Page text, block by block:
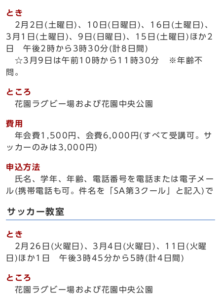
とき
2月2日(土曜日)、10日(日曜日)、16日(土曜日)、
3月1日(土曜日)、9日(日曜日)、15日(土曜日)ほか2
日 午後2時から3時30分(計8日間)
☆3月9日は午前10時から11時30分 ※年齢不
問。
ところ
花園ラグビー場および花園中央公園
費用
年会費1,500円、会費6,000円(すべて受講可。サ
ッカーのみは3,000円)
申込方法
氏名、学年、年齢、電話番号を電話または電子メー
ル(携帯電話も可。件名を「SA第3クール」と記入)で
サッカー教室
とき
2月26日(火曜日)、3月4日(火曜日)、11日(火曜
日)ほか1日 午後3時45分から5時(計4日間)
ところ
花園ラグビー場および花園中央公園